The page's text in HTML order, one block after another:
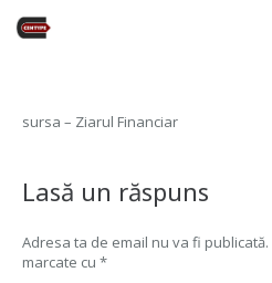
sursa – Ziarul Financiar
Lasă un răspuns
Adresa ta de email nu va fi publicată.
marcate cu *